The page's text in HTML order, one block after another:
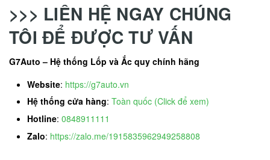
>>> LIÊN HỆ NGAY CHÚNG
TÔI ĐỂ ĐƯỢC TƯ VẤN
G7Auto – Hệ thống Lốp và Ắc quy chính hãng
Website: https://g7auto.vn
Hệ thống cửa hàng: Toàn quốc (Click để xem)
Hotline: 0848911111
Zalo: https://zalo.me/1915835962949258808